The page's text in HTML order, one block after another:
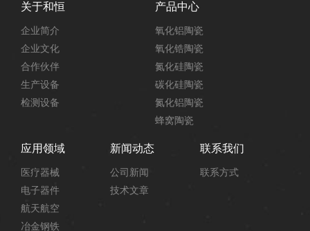
关于和恒
企业简介
企业文化
合作伙伴
生产设备
检测设备
产品中心
氧化铝陶瓷
氧化锆陶瓷
氮化硅陶瓷
碳化硅陶瓷
氮化铝陶瓷
蜂窝陶瓷
应用领域
医疗器械
电子器件
航天航空
冶金钢铁
新闻动态
公司新闻
技术文章
联系我们
联系方式